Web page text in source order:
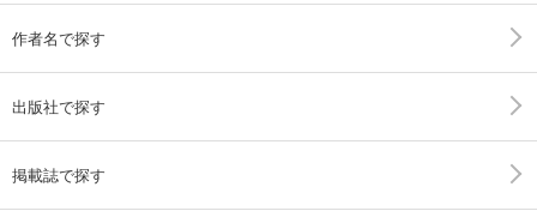
作者名で探す
出版社で探す
掲載誌で探す